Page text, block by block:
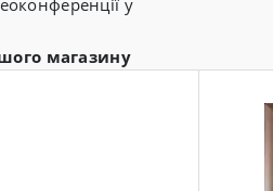
у
магазину